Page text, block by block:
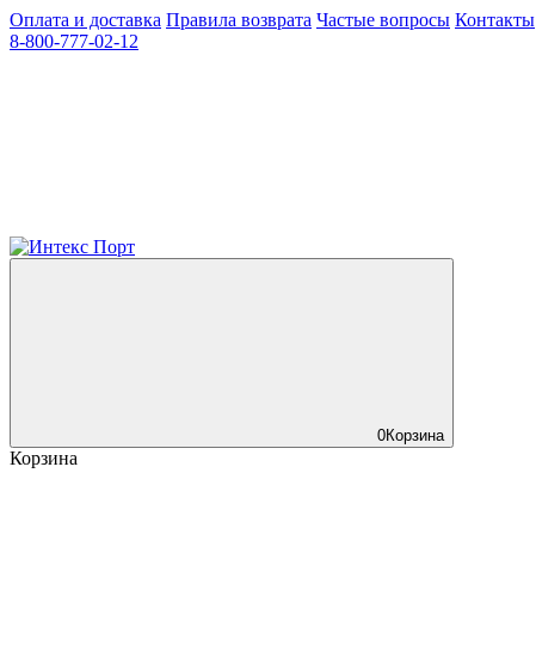
Оплата и доставка Правила возврата Частые вопросы Контакты
8-800-777-02-12
0Корзина
Корзина